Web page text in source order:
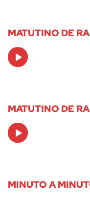
MATUTINO DE
Audio
Player
MATUTINO DE
Audio
Player
MINUTO A